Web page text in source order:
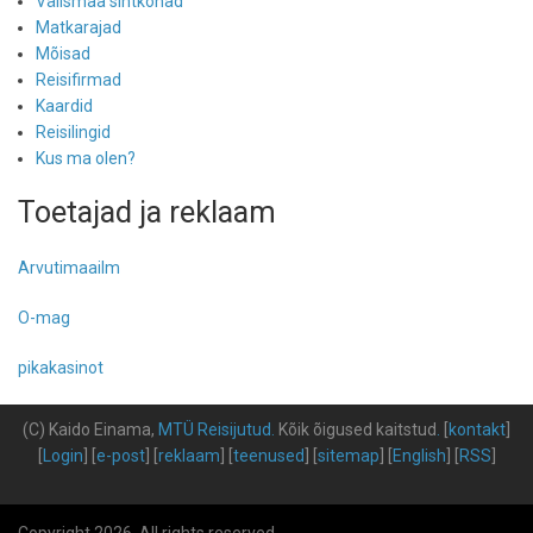
Matkarajad
Mõisad
Reisifirmad
Kaardid
Reisilingid
Kus ma olen?
Toetajad ja reklaam
Arvutimaailm
O-mag
pikakasinot
(C) Kaido Einama, MTÜ Reisijutud Kõik õigused kaitstud [kontakt]
[Login] [e-post] [reklaam] [teenused] [sitemap] [English] [RSS]